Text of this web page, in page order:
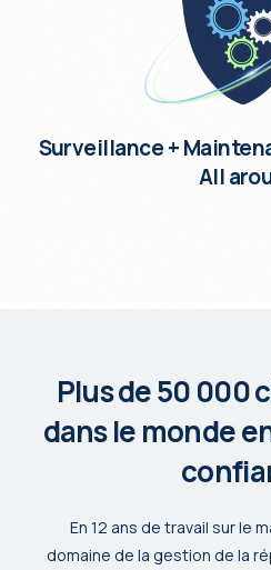
Surveillance +
All
Plus de 50 000
dans le monde
En 12 ans de travail sur le
domaine de la gestion de la